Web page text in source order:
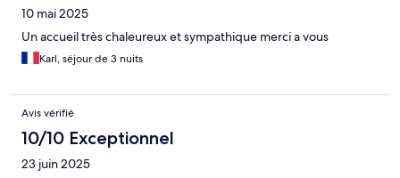
10 mai 2025
Un accueil très chaleureux et sympathique merci a vous
Karl, séjour de 3 nuits
Avis vérifié
10/10 Exceptionnel
23 juin 2025